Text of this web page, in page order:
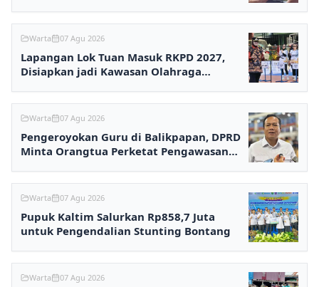
Warta 07 Agu 2026
Lapangan Lok Tuan Masuk RKPD 2027,
Disiapkan jadi Kawasan Olahraga
Warta 07 Agu 2026
Pengeroyokan Guru di Balikpapan, DPRD
Minta Orangtua Perketat Pengawasan
Warta 07 Agu 2026
Pupuk Kaltim Salurkan Rp858,7 Juta
untuk Pengendalian Stunting Bontang
Warta 07 Agu 2026